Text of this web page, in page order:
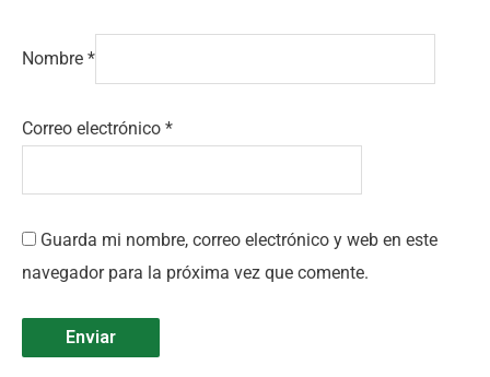
Nombre *
Correo electrónico *
Guarda mi nombre, correo electrónico y web en este
navegador para la próxima vez que comente.